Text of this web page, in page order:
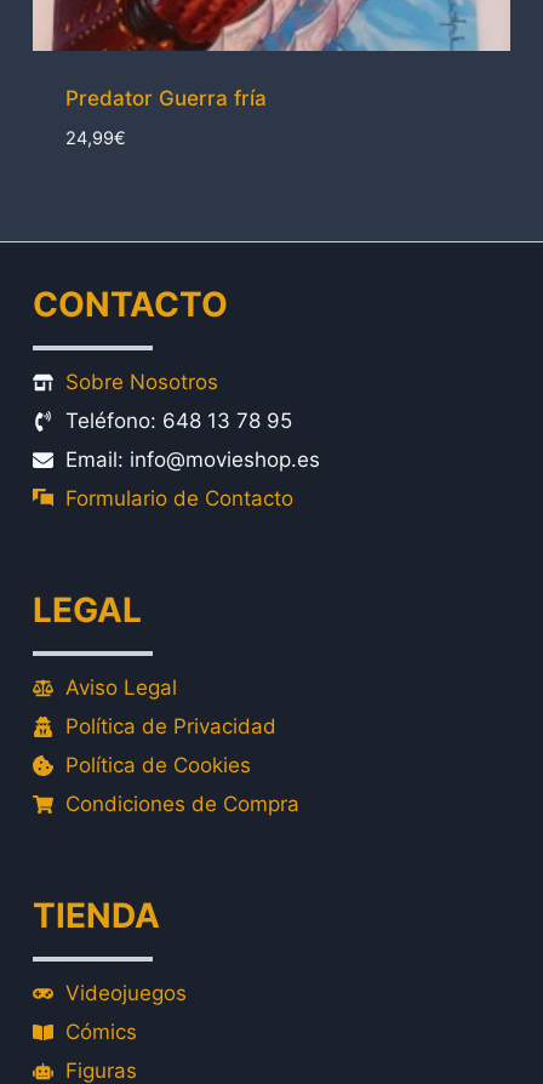
Predator Guerra fría
24,99€
CONTACTO
Sobre Nosotros
Teléfono: 648 13 78 95
Email: info@movieshop.es
Formulario de Contacto
LEGAL
Aviso Legal
Política de Privacidad
Política de Cookies
Condiciones de Compra
TIENDA
Videojuegos
Cómics
Figuras